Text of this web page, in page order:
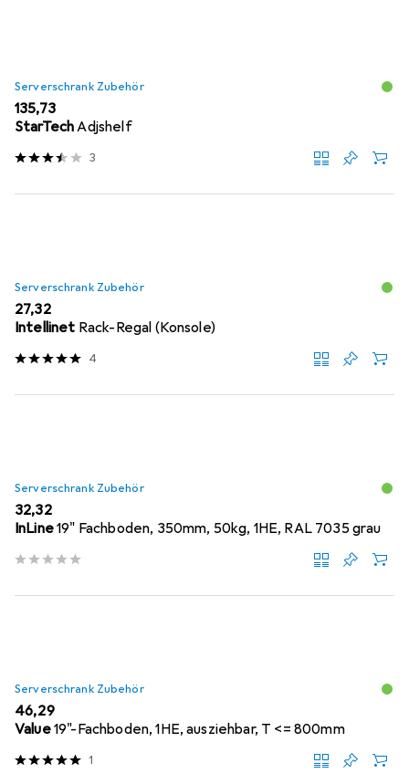
Serverschrank Zubehör
EUR
135,73
StarTechAdjshelf
3
Serverschrank Zubehör
EUR
27,32
Intellinet Rack-Regal (Konsole)
4
Serverschrank Zubehör
EUR
32,32
InLine19" Fachboden, 350mm, 50kg, 1HE, RAL 7035 grau
Serverschrank Zubehör
EUR
46,29
Value19"-Fachboden, 1HE, ausziehbar, T <= 800mm
1